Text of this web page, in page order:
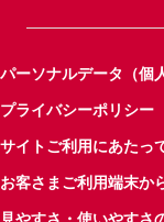
パーソナルデータ（個
プライバシーポリシー
サイトご利用にあたっ
お客さまご利用端末か